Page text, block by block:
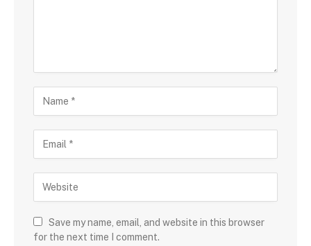
Save my name, email, and website in this browser
for the next time I comment.